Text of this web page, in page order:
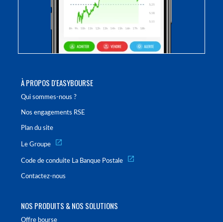
À PROPOS D'EASYBOURSE
Qui sommes-nous ?
Nos engagements RSE
Plan du site
Le Groupe
Code de conduite La Banque Postale
Contactez-nous
NOS PRODUITS & NOS SOLUTIONS
Offre bourse